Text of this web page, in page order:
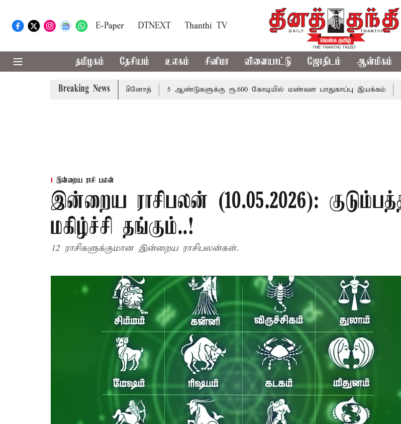
E-Paper DTNEXT Thanthi TV
தமிழகம் தேசியம் உலகம் சினிமா விளையாட்டு ஜோதிடம் ஆன்மிகம்
Breaking News
வேண்டும்: அமைச்சர் வினோத் 5 ஆண்டுகளுக்கு ரூ.600 கோடியில் மண்வள பாதுகாப்பு இயக்கம்
இன்றைய ராசி பலன்
இன்றைய ராசிபலன் (10.05.2026):
மகிழ்ச்சி தங்கும்..!
12 ராசிகளுக்குமான இன்றைய ராசிபலன்கள்.